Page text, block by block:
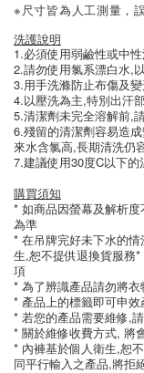
※尺寸皆為人工測量，
洗護說明
1.必須使用弱鹼性或中
2.請勿使用氯系漂白水,
3.用手洗滌防止布傷及
4.以壓洗為主,特別出汗
5.清潔劑未完全溶解前,
6.殘留的清潔劑容易造
來水含氯高,長期清洗仍
7.建議使用30度C以下的
購買須知
* 如商品因螢幕及解析
為準
* 在吊牌完好未下水的
生,恕不提供退換貨服務
項
* 為了辨識產品請勿將
* 產品上的標籤即可申
* 若您的產品需要維修,
* 關於維修收費方式, 將
* 內褲基於個人衛生,恕
同平行輸入之產品,將拒